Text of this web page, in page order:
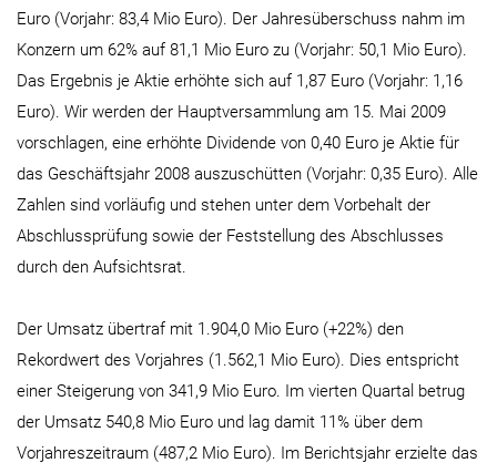
Euro (Vorjahr: 83,4 Mio Euro). Der Jahresüberschuss nahm im
Konzern um 62% auf 81,1 Mio Euro zu (Vorjahr: 50,1 Mio Euro).
Das Ergebnis je Aktie erhöhte sich auf 1,87 Euro (Vorjahr: 1,16
Euro). Wir werden der Hauptversammlung am 15. Mai 2009
vorschlagen, eine erhöhte Dividende von 0,40 Euro je Aktie für
das Geschäftsjahr 2008 auszuschütten (Vorjahr: 0,35 Euro). Alle
Zahlen sind vorläufig und stehen unter dem Vorbehalt der
Abschlussprüfung sowie der Feststellung des Abschlusses
durch den Aufsichtsrat.
Der Umsatz übertraf mit 1.904,0 Mio Euro (+22%) den
Rekordwert des Vorjahres (1.562,1 Mio Euro). Dies entspricht
einer Steigerung von 341,9 Mio Euro. Im vierten Quartal betrug
der Umsatz 540,8 Mio Euro und lag damit 11% über dem
Vorjahreszeitraum (487,2 Mio Euro). Im Berichtsjahr erzielte das